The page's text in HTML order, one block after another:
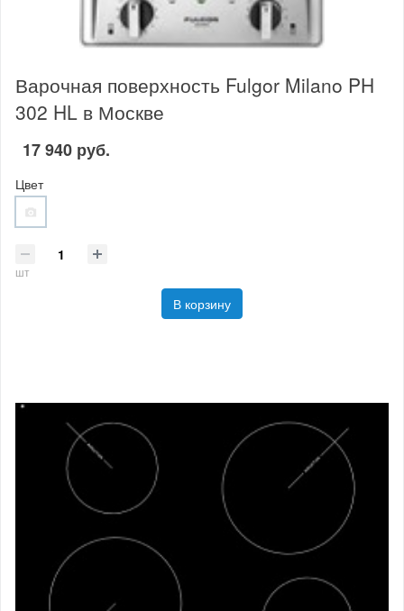
Варочная поверхность Fulgor Milano PH
302 HL в Москве
17 940 руб.
Цвет
шт
В корзину